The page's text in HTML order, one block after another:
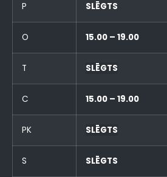
P SLĒGTS
O 15.00 – 19.00
T SLĒGTS
C 15.00 – 19.00
PK SLĒGTS
S SLĒGTS